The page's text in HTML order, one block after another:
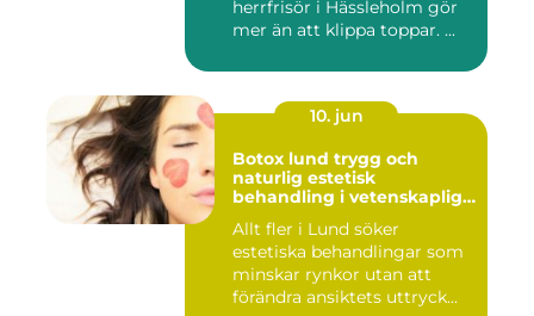
herrfrisör i Hässleholm gör
mer än att klippa toppar. ...
10. jun
Botox lund trygg och
naturlig estetisk
behandling i vetenskaplig
Allt fler i Lund söker
estetiska behandlingar som
minskar rynkor utan att
förändra ansiktets uttryck...